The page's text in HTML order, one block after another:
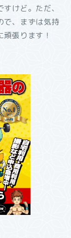
けど。ただ、
で、まずは気持
張ります！